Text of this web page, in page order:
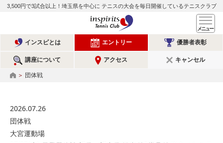
3,500円で3試合以上！埼玉県を中心に テニスの大会を毎日開催しているテニスクラブ
インスピリッツテニスクラ
インスピとは エントリー 優勝者表彰
講座について アクセス キャンセル
HOME団体戦
2026.07.26
団体戦
大宮運動場